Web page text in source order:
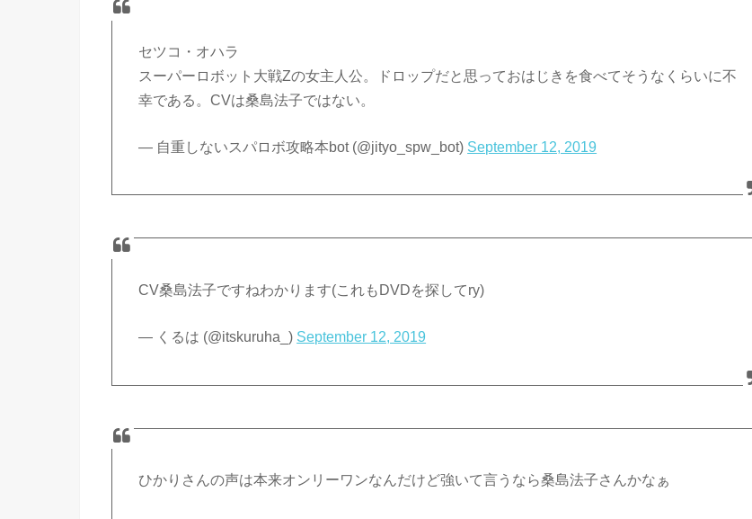
セツコ・オハラ
スーパーロボット大戦Zの女主人公。ドロップだと思っておはじきを食べてそうなくらいに不
幸である。CVは桑島法子ではない。
— 自重しないスパロボ攻略本bot (@jityo_spw_bot) September 12, 2019
CV桑島法子ですねわかります(これもDVDを探してry)
— くるは (@itskuruha_) September 12, 2019
ひかりさんの声は本来オンリーワンなんだけど強いて言うなら桑島法子さんかなぁ